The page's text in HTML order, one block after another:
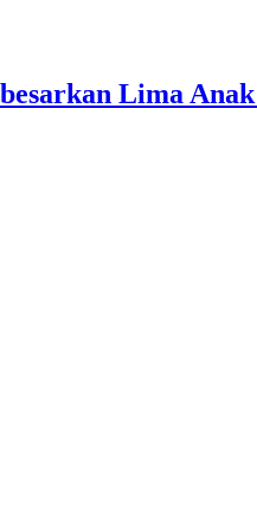
Lima